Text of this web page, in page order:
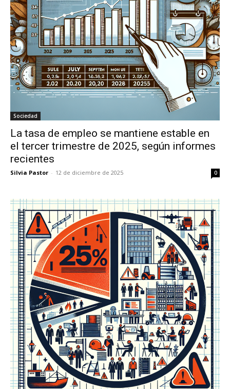
Sociedad
La tasa de empleo se mantiene estable en
el tercer trimestre de 2025, según informes
recientes
Silvia Pastor - 12 de diciembre de 2025 0